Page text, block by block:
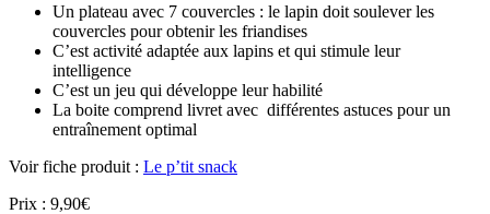
Un plateau avec 7 couvercles : le lapin doit soulever les
couvercles pour obtenir les friandises
C’est activité adaptée aux lapins et qui stimule leur
intelligence
C’est un jeu qui développe leur habilité
La boite comprend livret avec différentes astuces pour un
entraînement optimal
Voir fiche produit : Le p’tit snack
Prix : 9,90€